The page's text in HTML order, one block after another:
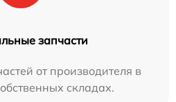
запчасти
от производителя в
складах.